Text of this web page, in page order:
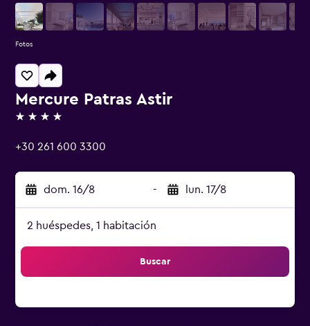
Mercure Patras Astir
4 estrellas
+30 261 600 3300
dom. 16/8 - lun. 17/8
2 huéspedes, 1 habitación
Buscar
Fotos